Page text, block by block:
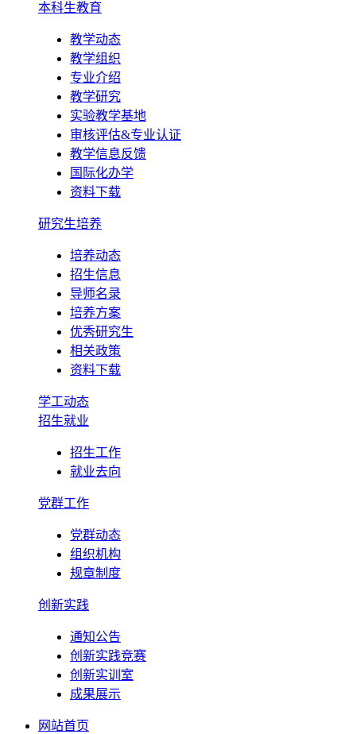
本科生教育
教学动态
教学组织
专业介绍
教学研究
实验教学基地
审核评估&专业认证
教学信息反馈
国际化办学
资料下载
研究生培养
培养动态
招生信息
导师名录
培养方案
优秀研究生
相关政策
资料下载
学工动态
招生就业
招生工作
就业去向
党群工作
党群动态
组织机构
规章制度
创新实践
通知公告
创新实践竞赛
创新实训室
成果展示
网站首页